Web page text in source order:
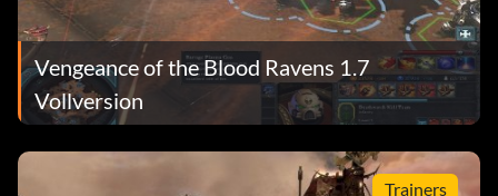
Vengeance of the Blood Ravens 1.7
Vollversion
Trainers